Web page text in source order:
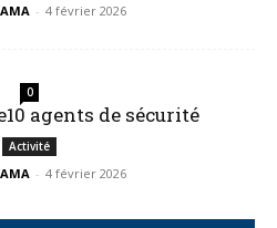
- 4 février 2026
0
agents de sécurité
Activité
- 4 février 2026